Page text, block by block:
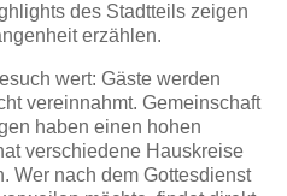
des Stadtteils zeigen
erzählen.
wert: Gäste werden
vereinnahmt. Gemeinschaft
haben einen hohen
verschiedene Hauskreise
Wer nach dem Gottesdienst